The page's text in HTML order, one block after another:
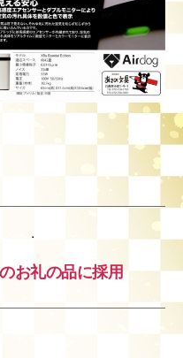
お礼の品に採用